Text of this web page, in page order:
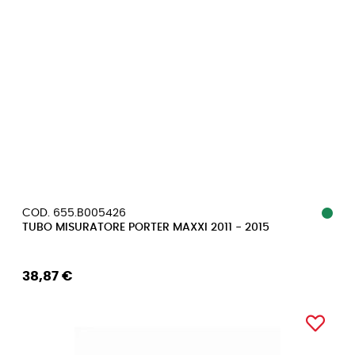
COD. 655.B005426
TUBO MISURATORE PORTER MAXXI 2011 - 2015
38,87 €